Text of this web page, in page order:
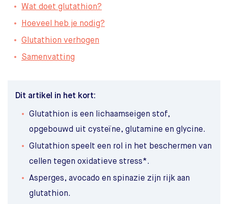
Wat doet glutathion?
Hoeveel heb je nodig?
Glutathion verhogen
Samenvatting
Dit artikel in het kort:
Glutathion is een lichaamseigen stof,
opgebouwd uit cysteïne, glutamine en glycine.
Glutathion speelt een rol in het beschermen van
cellen tegen oxidatieve stress*.
Asperges, avocado en spinazie zijn rijk aan
glutathion.